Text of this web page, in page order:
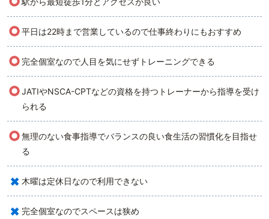
○平日は22時まで営業しているので仕事終わりにもおすすめ
○ 完全個室なので人目を気にせずトレーニングできる
○JATIやNSCA-CPTなどの資格を持つトレーナーから指導を受け
られる
○無理のない食事指導でバランスの良い食生活の習慣化を目指せ
る
× 木曜は定休日なので利用できない
× 完全個室なのでスペースは狭め